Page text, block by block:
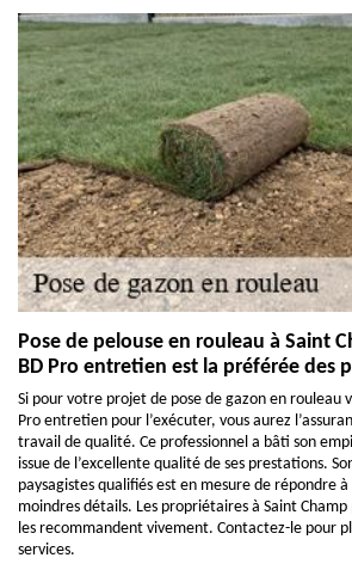
Pose de pelouse en rouleau à Saint
BD Pro entretien est la préférée des
Si pour votre projet de pose de gazon en rouleau
Pro entretien pour l’exécuter, vous aurez
travail de qualité. Ce professionnel a bâti son
issue de l’excellente qualité de ses prestations.
paysagistes qualifiés est en mesure de répondre à
moindres détails. Les propriétaires à Saint
les recommandent vivement. Contactez-le pour
services.